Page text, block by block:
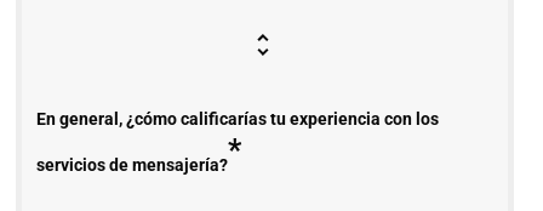
En general, ¿cómo calificarías tu experiencia con los
servicios de mensajería?*